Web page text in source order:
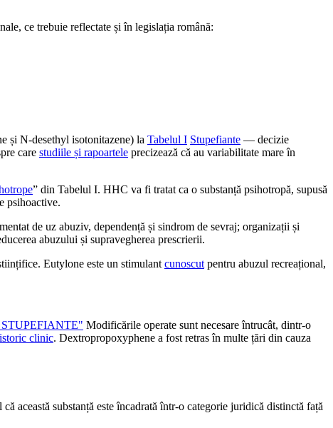
ce trebuie reflectate și în legislația română:
și N‑desethyl isotonitazene) la Tabelul I Stupefiante — decizie
care studiile și rapoartele precizează că au variabilitate mare în
” din Tabelul I. HHC va fi tratat ca o substanță psihotropă, supusă
psihoactive.
de uz abuziv, dependență și sindrom de sevraj; organizații și
abuzului și supravegherea prescrierii.
Eutylone este un stimulant cunoscut pentru abuzul recreațional,
Modificările operate sunt necesare întrucât, dintr-o
istoric clinic. Dextropropoxyphene a fost retras în multe țări din cauza
această substanță este încadrată într-o categorie juridică distinctă față